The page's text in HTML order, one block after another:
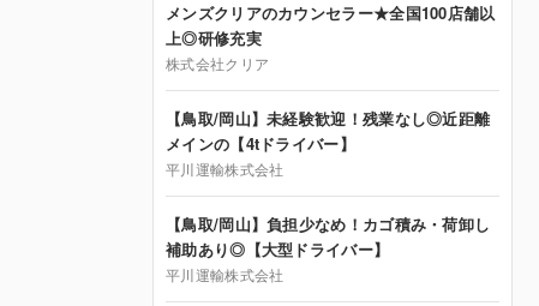
メンズクリアのカウンセラー★全国100店舗以
上◎研修充実
株式会社クリア
【鳥取/岡山】未経験歓迎！残業なし◎近距離
メインの【4tドライバー】
平川運輸株式会社
【鳥取/岡山】負担少なめ！カゴ積み・荷卸し
補助あり◎【大型ドライバー】
平川運輸株式会社